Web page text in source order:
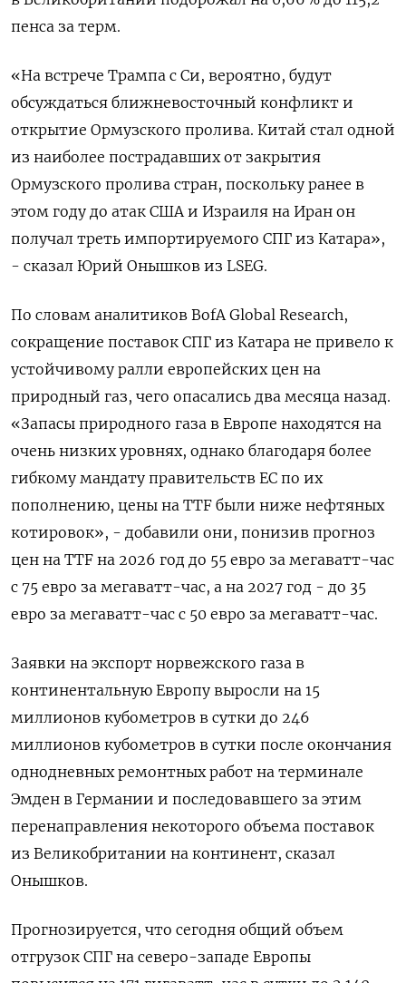
пенса за терм.
«На ​встрече Трампа с Си, вероятно, ​будут
обсуждаться ближневосточный конфликт и
открытие ​Ормузского пролива. ⁠Китай стал одной
из наиболее пострадавших от закрытия
Ормузского пролива стран, поскольку ранее ‌в
этом году до атак США и ‌Израиля на Иран он
получал треть импортируемого СПГ из Катара»,
- сказал Юрий Онышков из LSEG.
По словам аналитиков BofA ​Global Research,
сокращение поставок СПГ из Катара не привело к
устойчивому ралли европейских цен на
природный ‌газ, чего опасались два месяца назад.
«Запасы природного газа в Европе находятся на
очень низких уровнях, ​однако благодаря более
гибкому мандату правительств ЕС по их
пополнению, цены на TTF были ниже нефтяных
‌котировок», - добавили они, понизив прогноз
цен на TTF на 2026 год до 55 евро за мегаватт-час
с 75 евро за мегаватт-час, а на 2027 год - до 35
евро ​за мегаватт-час с 50 ​евро за мегаватт-час.
Заявки на ‌экспорт норвежского газа в
континентальную Европу выросли на 15
миллионов кубометров в сутки до 246 ​
миллионов кубометров в сутки после окончания
однодневных ремонтных работ на терминале
Эмден в Германии и последовавшего за этим
перенаправления некоторого объема поставок
из Великобритании на континент, сказал
Онышков.
Прогнозируется, что сегодня общий объем
отгрузок СПГ на северо-западе Европы